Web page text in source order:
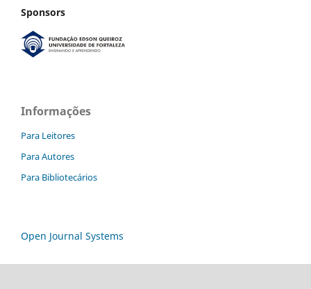
Sponsors
Informações
Para Leitores
Para Autores
Para Bibliotecários
Open Journal Systems